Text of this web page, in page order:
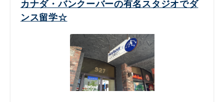
カナダ・バンクーバーの有名スタジオでダ
ンス留学☆